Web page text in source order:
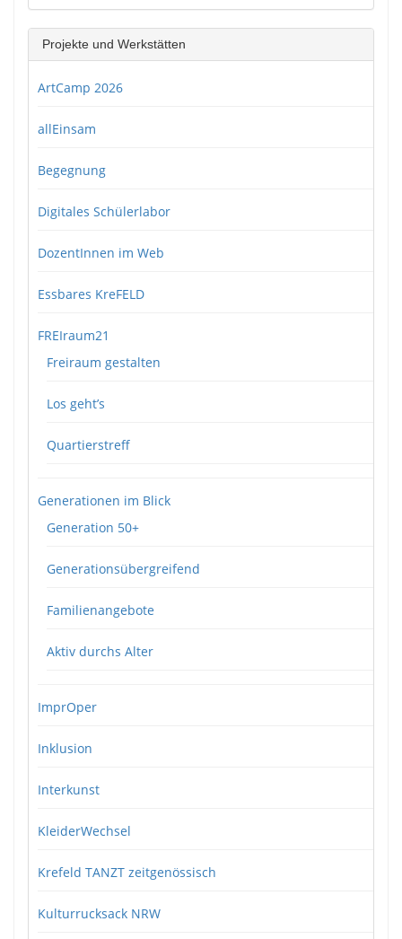
Projekte und Werkstätten
ArtCamp 2026
allEinsam
Begegnung
Digitales Schülerlabor
DozentInnen im Web
Essbares KreFELD
FREIraum21
Freiraum gestalten
Los geht’s
Quartierstreff
Generationen im Blick
Generation 50+
Generationsübergreifend
Familienangebote
Aktiv durchs Alter
ImprOper
Inklusion
Interkunst
KleiderWechsel
Krefeld TANZT zeitgenössisch
Kulturrucksack NRW